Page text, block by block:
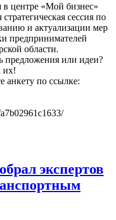
в центре «Мой бизнес»
стратегическая сессия по
и актуализации мер
предпринимателей
области.
предложения или идеи?
анкету по ссылке:
экспертов